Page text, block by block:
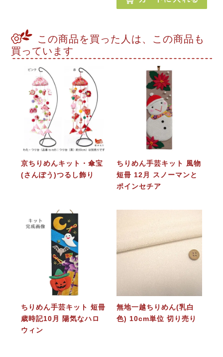
この商品を買った人は、この商品も
買っています
京ちりめんキット・傘宝
(さんぽう)つるし飾り
ちりめん手芸キット 風物
短冊 12月 スノーマンと
ポインセチア
ちりめん手芸キット 短冊
歳時記10月 陽気なハロ
ウィン
無地一越ちりめん(乳白
色) 10cm単位 切り売り